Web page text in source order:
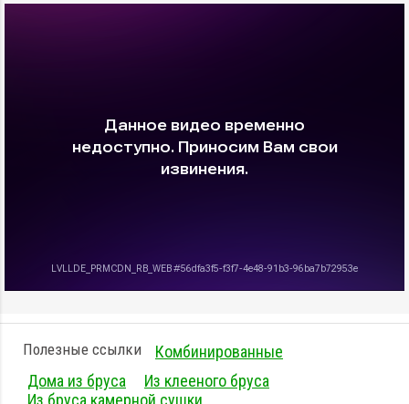
Полезные ссылки
Комбинированные
Дома из бруса
Из клееного бруса
Из бруса камерной сушки